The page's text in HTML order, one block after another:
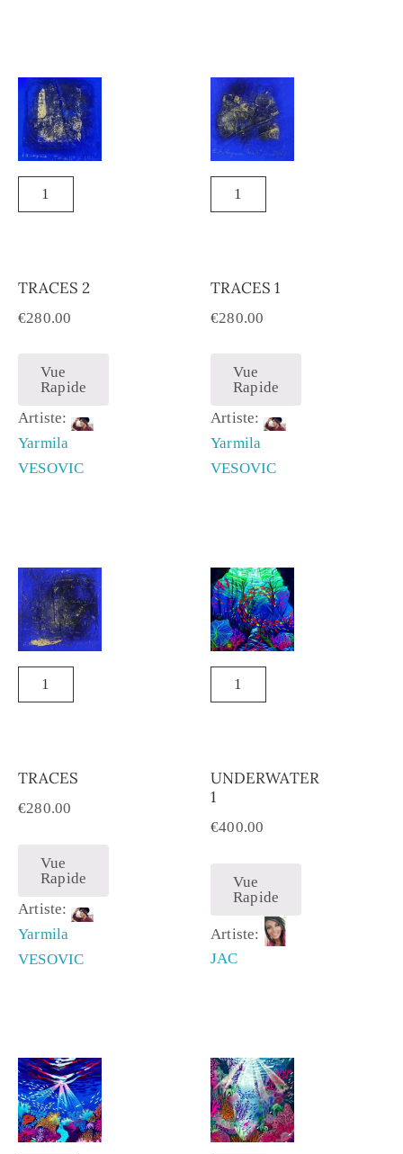
TRACES 2
€280.00
Vue
Rapide
Artiste:
Yarmila
VESOVIC
TRACES 1
€280.00
Vue
Rapide
Artiste:
Yarmila
VESOVIC
TRACES
€280.00
Vue
Rapide
Artiste:
Yarmila
VESOVIC
UNDERWATER
1
€400.00
Vue
Rapide
Artiste:
JAC